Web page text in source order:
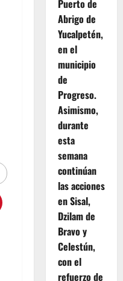
Puerto de
Abrigo de
Yucalpetén,
en el
municipio
de
Progreso.
Asimismo,
durante
esta
semana
continúan
las acciones
en Sisal,
Dzilam de
Bravo y
Celestún,
con el
refuerzo de